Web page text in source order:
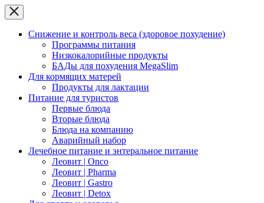
Снижение и контроль веса (здоровое похудение)
Программы питания
Низкокалорийные продукты
БАДы для похудения MegaSlim
Для кормящих матерей
Продукты для лактации
Питание для туристов
Первые блюда
Вторые блюда
Блюда на компанию
Аварийный набор
Лечебное питание и энтеральное питание
Леовит | Onco
Леовит | Pharma
Леовит | Gastro
Леовит | Detox